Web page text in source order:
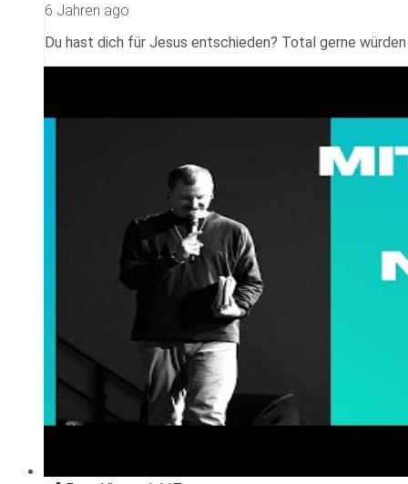
6 Jahren ago
Du hast dich für Jesus entschieden? Total gerne